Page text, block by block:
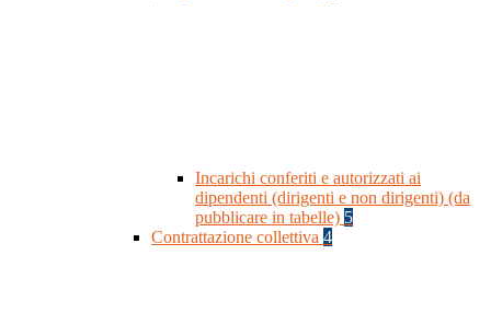
Incarichi conferiti e autorizzati ai
dipendenti (dirigenti e non dirigenti) (da
pubblicare in tabelle) 5
Contrattazione collettiva 4